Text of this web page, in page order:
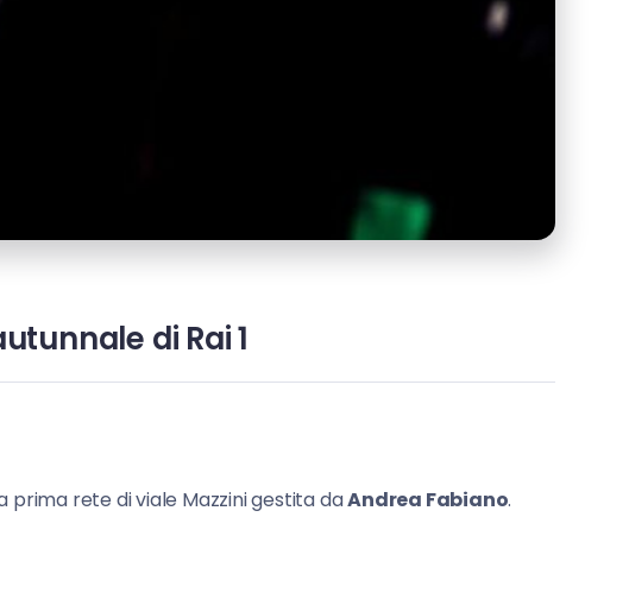
di Rai 1
prima rete di viale Mazzini gestita daAndrea Fabiano.